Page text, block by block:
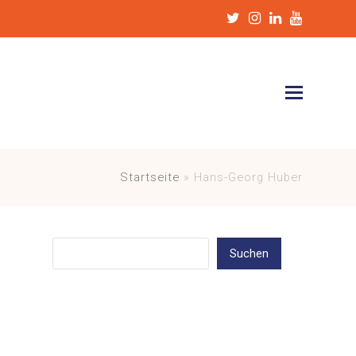
Twitter
Instagram
LinkedIn
Startseite » Hans-Georg Huber
Suchen